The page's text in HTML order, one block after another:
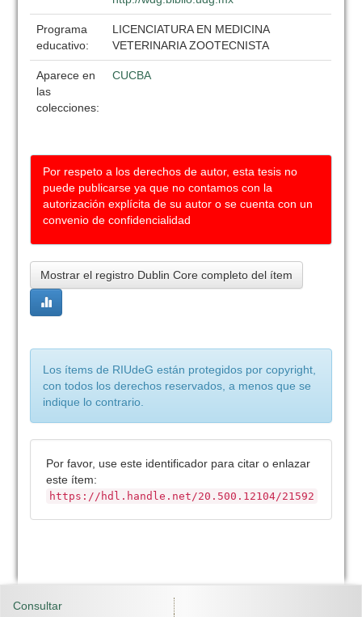
Programa
educativo:
LICENCIATURA EN MEDICINA
VETERINARIA ZOOTECNISTA
Aparece en
las
colecciones:
CUCBA
Por respeto a los derechos de autor, esta tesis no
puede publicarse ya que no contamos con la
autorización explícita de su autor o se cuenta con un
convenio de confidencialidad
Mostrar el registro Dublin Core completo del ítem
Los ítems de RIUdeG están protegidos por copyright,
con todos los derechos reservados, a menos que se
indique lo contrario.
Por favor, use este identificador para citar o enlazar
este ítem:
https://hdl.handle.net/20.500.12104/21592
Consultar